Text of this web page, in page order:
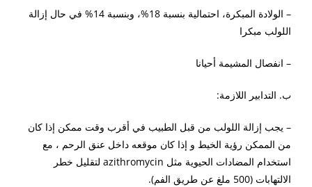
– الولادة المبكرة، احتمالية بنسبة 18%، وبنسبة 14% في حال إزالة
اللولب مبكرا
– انفصال المشيمة أحيانا
ب. التدابير اللازمة:
– يجب إزالة اللولب من قبل الطبيب في أقرب وقت ممكن إذا كان
من الممكن رؤية الخيط و إذا كان موقعه داخل عنق الرحم ، مع
استخدام المضادات الحيوية مثل azithromycin لتقليل خطر
الالتهابات (500 ملغ عن طريق الفم).